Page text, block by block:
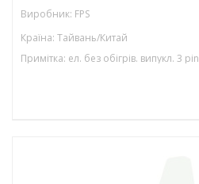
Виробник: FPS
Країна: Тайвань/Китай
Примітка: ел. без обігрів. випукл. 3 pin